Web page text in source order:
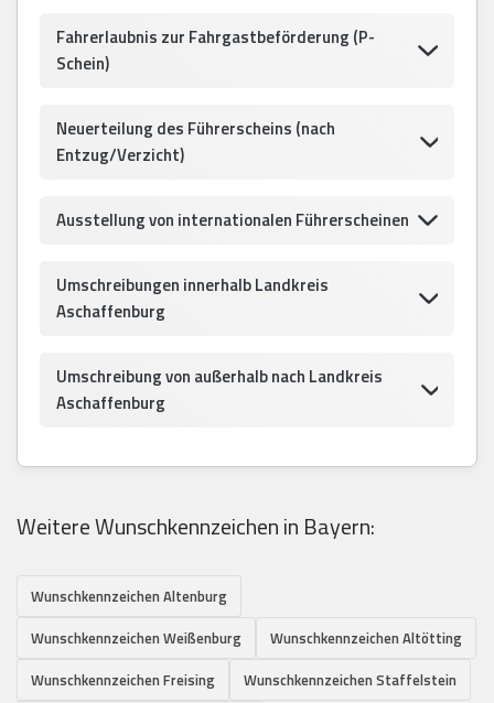
Fahrerlaubnis zur Fahrgastbeförderung (P-
Schein)
Neuerteilung des Führerscheins (nach
Entzug/Verzicht)
Ausstellung von internationalen Führerscheinen
Umschreibungen innerhalb Landkreis
Aschaffenburg
Umschreibung von außerhalb nach Landkreis
Aschaffenburg
Weitere Wunschkennzeichen in Bayern:
Wunschkennzeichen Altenburg
Wunschkennzeichen Weißenburg
Wunschkennzeichen Altötting
Wunschkennzeichen Freising
Wunschkennzeichen Staffelstein